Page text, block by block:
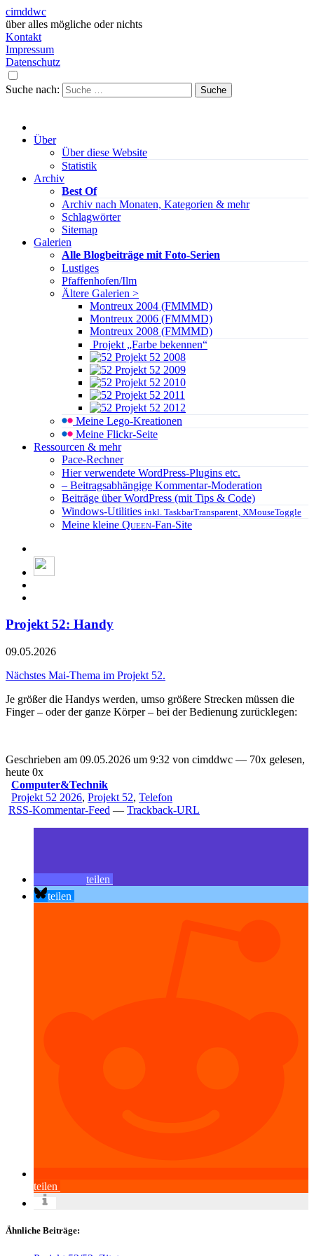
cimddwc
über alles mögliche oder nichts
Kontakt
Impressum
Datenschutz
Suche nach:
Über
Über diese Website
Statistik
Archiv
Best Of
Archiv nach Monaten, Kategorien & mehr
Schlagwörter
Sitemap
Galerien
Alle Blogbeiträge mit Foto-Serien
Lustiges
Pfaffenhofen/Ilm
Ältere Galerien >
Montreux 2004 (FMMMD)
Montreux 2006 (FMMMD)
Montreux 2008 (FMMMD)
Projekt „Farbe bekennen“
Projekt 52 2008
Projekt 52 2009
Projekt 52 2010
Projekt 52 2011
Projekt 52 2012
Meine Lego-Kreationen
Meine Flickr-Seite
Ressourcen & mehr
Pace-Rechner
Hier verwendete WordPress-Plugins etc.
– Beitragsabhängige Kommentar-Moderation
Beiträge über WordPress (mit Tips & Code)
Windows-Utilities inkl. TaskbarTransparent, XMouseToggle
Meine kleine Queen-Fan-Site
Projekt 52: Handy
09.05.2026
Nächstes Mai-Thema im Projekt 52.
Je größer die Handys werden, umso größere Strecken müssen die
Finger – oder der ganze Körper – bei der Bedienung zurücklegen:
Geschrieben am 09.05.2026 um 9:32 von cimddwc — 70x gelesen,
heute 0x
Computer&Technik
Projekt 52 2026, Projekt 52, Telefon
RSS-Kommentar-Feed — Trackback-URL
teilen
teilen
teilen
Ähnliche Beiträge: